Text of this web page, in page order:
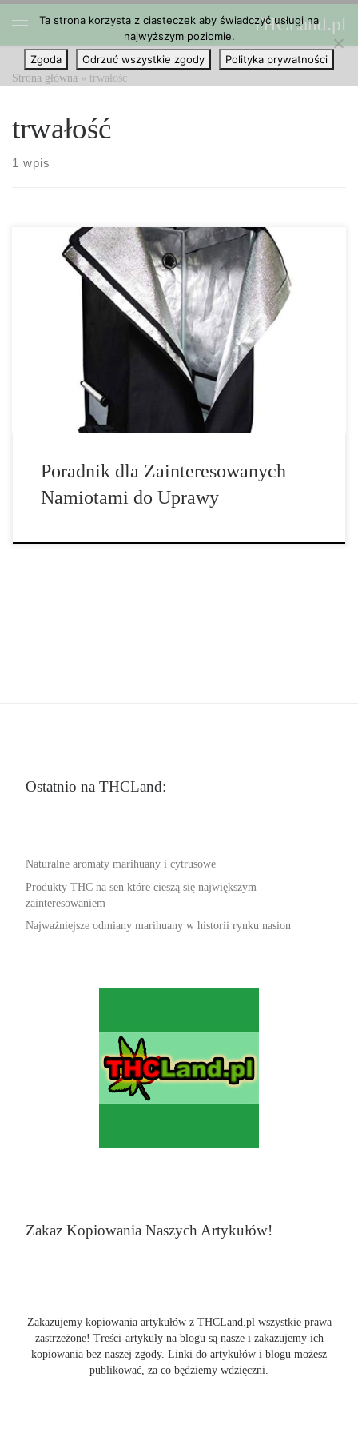
Przejdź do treści THCLand.pl
Strona główna » trwałość
trwałość
1 wpis
Poradnik dla osób zainteresowanych namiotami do uprawy konopi
indyjskich indoor Namioty do uprawy indoor od lat są
niezbędnikiem wśród domowych hodowców już od lat. Dzięki
wciąż postępującej legalizacji marihuany rynek online jest pełen
różnych opcji. Łatwo jest zagubić się wśród […]
Poradnik dla Zainteresowanych
Namiotami do Uprawy
Ostatnio na THCLand:
Naturalne aromaty marihuany i cytrusowe
Produkty THC na sen które cieszą się największym
zainteresowaniem
Najważniejsze odmiany marihuany w historii rynku nasion
Zakaz Kopiowania Naszych Artykułów!
Zakazujemy kopiowania artykułów z THCLand.pl wszystkie prawa
zastrzeżone! Treści-artykuły na blogu są nasze i zakazujemy ich
kopiowania bez naszej zgody. Linki do artykułów i blogu możesz
publikować, za co będziemy wdzięczni.
Ta strona korzysta z ciasteczek aby świadczyć usługi na
najwyższym poziomie.
Zgoda
Odrzuć wszystkie zgody Polityka prywatności